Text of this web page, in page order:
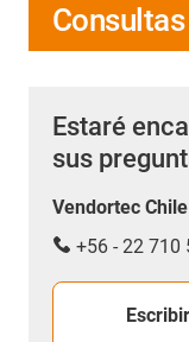
Consultas
Estaré
sus
Vendortec Chile
+56 - 22 710